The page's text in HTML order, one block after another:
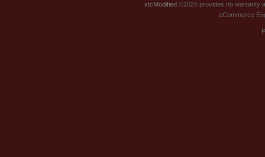
xtcModified ©2026 provides no warranty
eCommerce